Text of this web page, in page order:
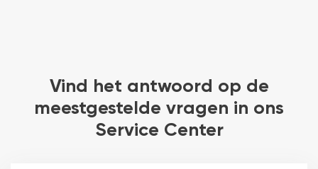
Vind het antwoord op de
meestgestelde vragen in ons
Service Center